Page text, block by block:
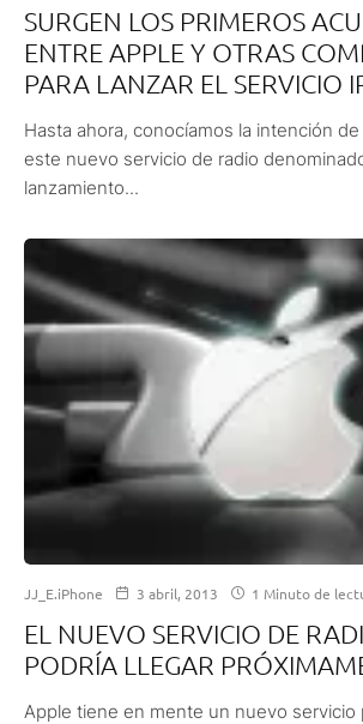
SURGEN LOS PRIMEROS
ENTRE APPLE Y OTRAS
PARA LANZAR EL SERVICIO
Hasta ahora, conocíamos la intención
este nuevo servicio de radio
lanzamiento...
JJ_E.iPhone 3 abril, 2013 1 Minuto de
EL NUEVO SERVICIO DE
PODRÍA LLEGAR
Apple tiene en mente un nuevo servicio